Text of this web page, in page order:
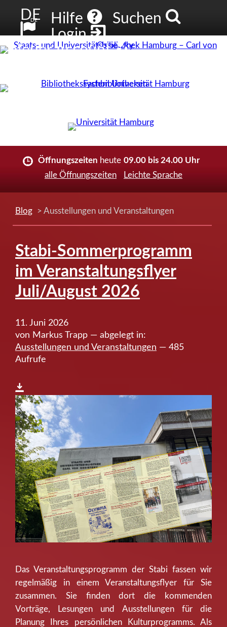
DE
DE Hilfe
Suchen
Login
Neuer Account
Öffnungszeiten heute 09.00 bis 24.00 Uhr
alle Öffnungszeiten
Leichte Sprache
Blog > Ausstellungen und Veranstaltungen
Stabi-Sommerprogramm
im Veranstaltungsflyer
Juli/August 2026
11. Juni 2026
von Markus Trapp — abgelegt in:
Ausstellungen und Veranstaltungen — 485
Aufrufe
Das Veranstaltungsprogramm der Stabi fassen wir
regelmäßig in einem Veranstaltungsflyer für Sie
zusammen. Sie finden dort die kommenden
Vorträge, Lesungen und Ausstellungen für die
Planung Ihres persönlichen Kulturprogramms. Als